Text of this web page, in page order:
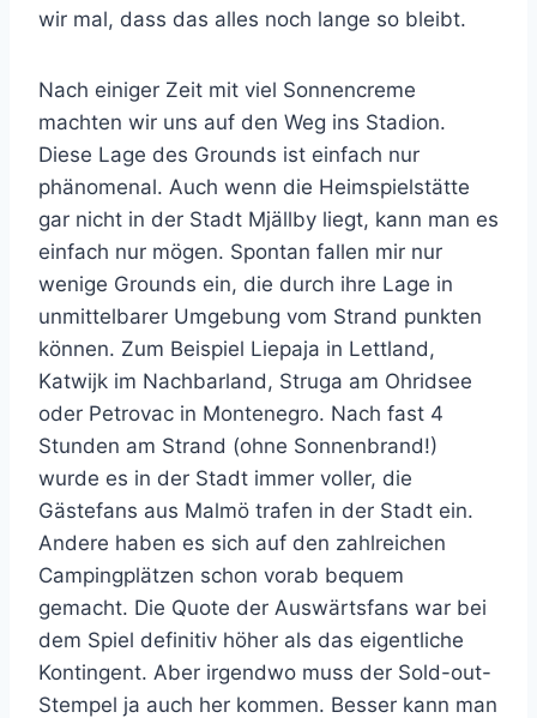
wir mal, dass das alles noch lange so bleibt.
Nach einiger Zeit mit viel Sonnencreme
machten wir uns auf den Weg ins Stadion.
Diese Lage des Grounds ist einfach nur
phänomenal. Auch wenn die Heimspielstätte
gar nicht in der Stadt Mjällby liegt, kann man es
einfach nur mögen. Spontan fallen mir nur
wenige Grounds ein, die durch ihre Lage in
unmittelbarer Umgebung vom Strand punkten
können. Zum Beispiel Liepaja in Lettland,
Katwijk im Nachbarland, Struga am Ohridsee
oder Petrovac in Montenegro. Nach fast 4
Stunden am Strand (ohne Sonnenbrand!)
wurde es in der Stadt immer voller, die
Gästefans aus Malmö trafen in der Stadt ein.
Andere haben es sich auf den zahlreichen
Campingplätzen schon vorab bequem
gemacht. Die Quote der Auswärtsfans war bei
dem Spiel definitiv höher als das eigentliche
Kontingent. Aber irgendwo muss der Sold-out-
Stempel ja auch her kommen. Besser kann man